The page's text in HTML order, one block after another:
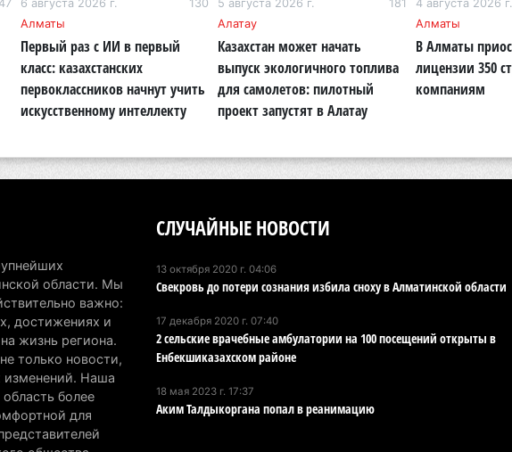
В
В
4
4
6 августа 2026 г.
130
Алматы
Первый раз с ИИ в первый
класс: казахстанских
первоклассников начнут учить
искусственному интеллекту
5 августа 2026 г.
181
Алатау
Казахстан может начать
выпуск экологичного топлива
для самолетов: пилотный
проект запустят в Алатау
4 августа 2026 г.
Алматы
В Алматы
лицензии 350
компаниям
области. Мы
важно:
достижениях и
жизнь региона.
только новости,
изменений. Наша
более
для
СЛУЧАЙНЫЕ НОВОСТИ
13 октября 2020 г. 04:06
Свекровь до потери сознания избила сноху в Алматинской области
17 декабря 2020 г. 07:40
2 сельские врачебные амбулатории на 100 посещений открыты в
Енбекшиказахском районе
18 мая 2023 г. 17:37
Аким Талдыкоргана попал в реанимацию